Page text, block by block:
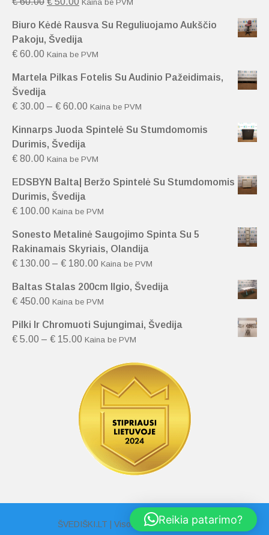
Kaina be PVM
Biuro Kėdė Rausva Su Reguliuojamo Aukščio
Pakoju, Švedija
€ 60.00 Kaina be PVM
Martela Pilkas Fotelis Su Audinio Pažeidimais,
Švedija
€ 30.00 – € 60.00 Kaina be PVM
Kinnarps Juoda Spintelė Su Stumdomomis
Durimis, Švedija
€ 80.00 Kaina be PVM
EDSBYN Balta| Beržo Spintelė Su Stumdomomis
Durimis, Švedija
€ 100.00 Kaina be PVM
Sonesto Metalinė Saugojimo Spinta Su 5
Rakinamais Skyriais, Olandija
€ 130.00 – € 180.00 Kaina be PVM
Baltas Stalas 200cm Ilgio, Švedija
€ 450.00 Kaina be PVM
Pilki Ir Chromuoti Sujungimai, Švedija
€ 5.00 – € 15.00 Kaina be PVM
ŠVEDIŠKI.LT | Visos Teisės Saugomos |
Reikia patarimo?